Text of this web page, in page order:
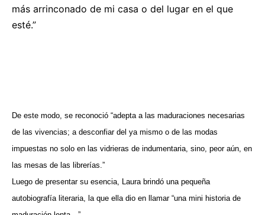
más arrinconado de mi casa o del lugar en el que
esté.”
De este modo, se reconoció “adepta a las maduraciones necesarias
de las vivencias; a desconfiar del ya mismo o de las modas
impuestas no solo en las vidrieras de indumentaria, sino, peor aún, en
las mesas de las librerías.”
Luego de presentar su esencia, Laura brindó una pequeña
autobiografía literaria, la que ella dio en llamar “una mini historia de